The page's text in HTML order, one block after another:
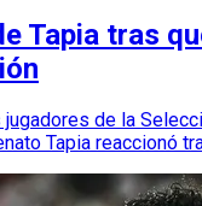
Tapia tras
de la
Tapia reaccionó